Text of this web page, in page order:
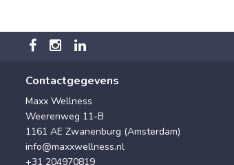
Contactgegevens
Maxx Wellness
Weerenweg 11-B
1161 AE Zwanenburg (Amsterdam)
info@maxxwellness.nl
+31 204970819